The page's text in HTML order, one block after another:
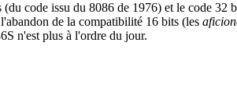
code issu du 8086 de 1976) et le code
de la compatibilité 16 bits (les
n'est plus à l'ordre du jour.